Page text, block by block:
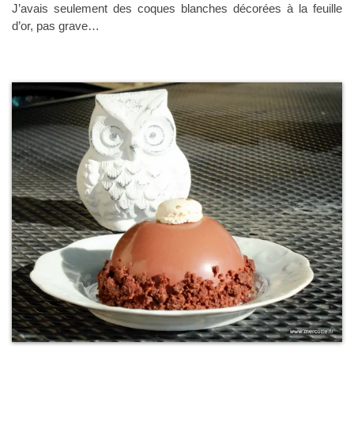
J’avais seulement des coques blanches décorées à la feuille
d’or, pas grave…